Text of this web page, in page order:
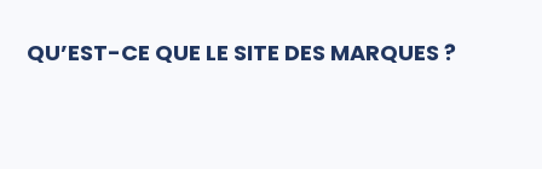
QU’EST-CE QUE LE SITE DES MARQUES ?